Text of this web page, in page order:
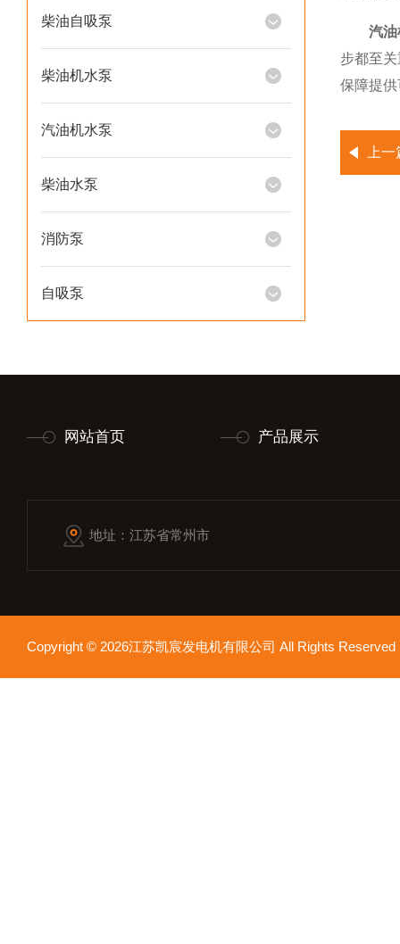
柴油自吸泵
柴油机水泵
汽油机水泵
柴油水泵
消防泵
自吸泵
汽
步都至
保障提
上
网站首页 产品展示
地址：江苏省常州市
Copyright © 2026江苏凯宸发电机有限公司 All Rights